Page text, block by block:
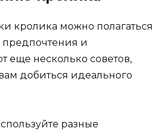
кролика можно полагаться
предпочтения и
еще несколько советов,
добиться идеального
разные